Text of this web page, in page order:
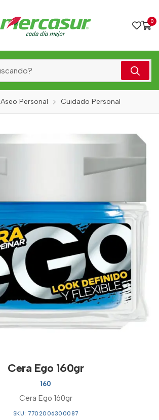
0
Aseo Personal Cuidado Personal
Cera Ego 160gr
160
Cera Ego 160gr
SKU: 7702006300087